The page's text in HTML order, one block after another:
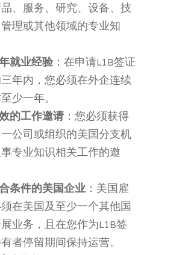
、服务、研究、设备、技
理或其他领域的专业知
就业经验：在申请L1B签证
年内，您必须在外企连续
少一年。
的工作邀请 ：您必须获得
公司或组织的美国分支机
专业知识相关工作的邀
条件的美国企业 ：美国雇
在美国及至少一个其他国
业务，且在您作为L1B签
者停留期间保持运营。